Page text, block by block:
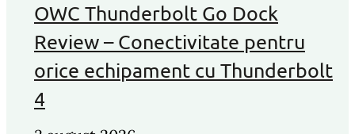
OWC Thunderbolt Go Dock
Review – Conectivitate pentru
orice echipament cu Thunderbolt
4